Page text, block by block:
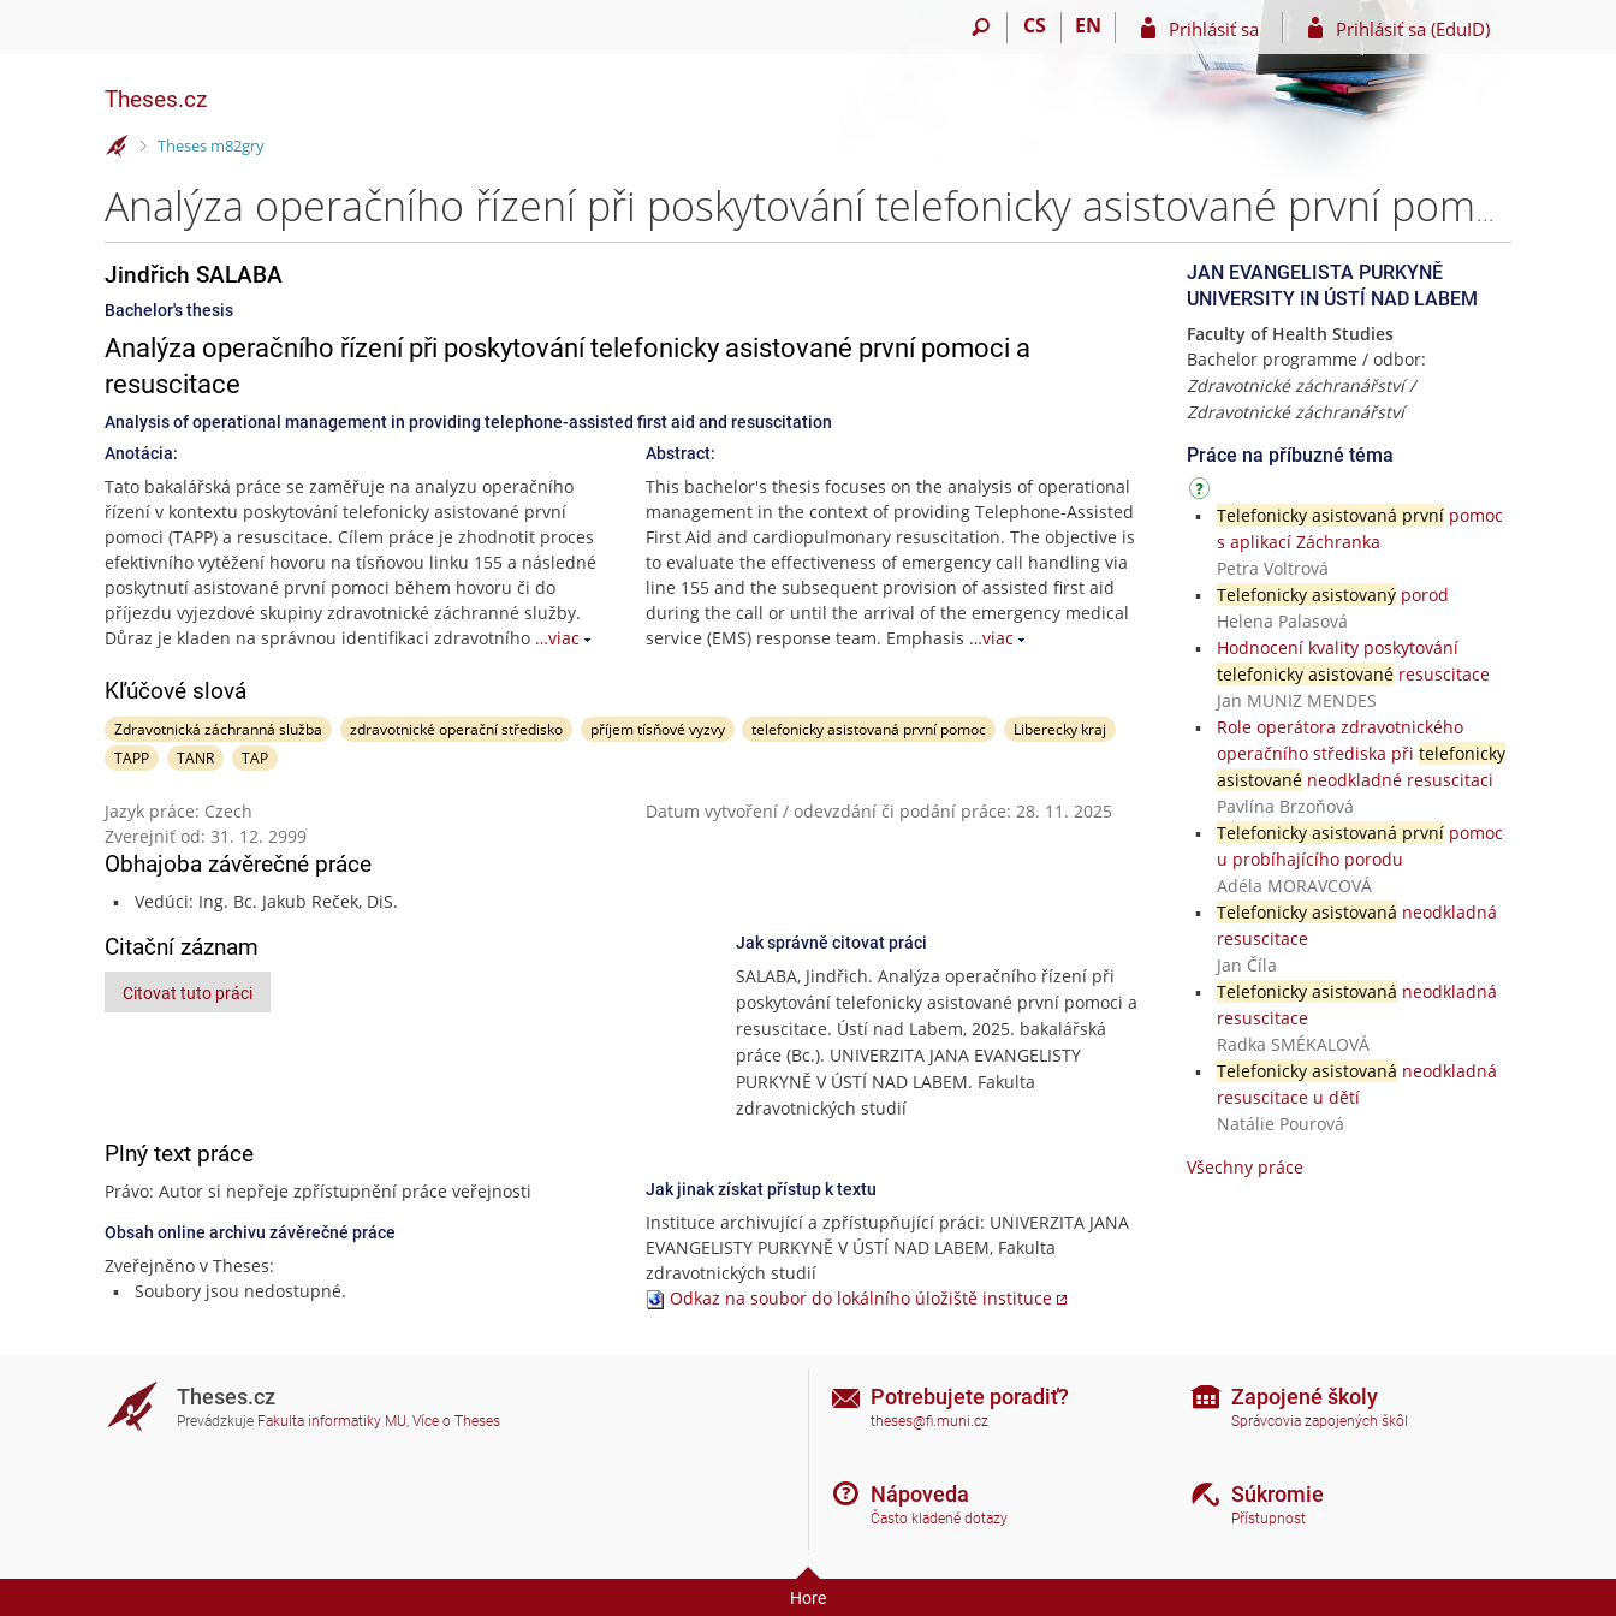
CS EN Prihlásiť sa Prihlásiť sa (EduID)
Theses.cz
>
Theses m82gry
Analýza operačního řízení při poskytování telefonicky asistované první pomoci a resuscitace – Jindřich SALABA
Jindřich SALABA
Bachelor's thesis
Analýza operačního řízení při poskytování telefonicky asistované první pomoci a
resuscitace
Analysis of operational management in providing telephone-assisted first aid and resuscitation
Anotácia:
Tato bakalářská práce se zaměřuje na analyzu operačního
řízení v kontextu poskytování telefonicky asistované první
pomoci (TAPP) a resuscitace. Cílem práce je zhodnotit proces
efektivního vytěžení hovoru na tísňovou linku 155 a následné
poskytnutí asistované první pomoci během hovoru či do
příjezdu vyjezdové skupiny zdravotnické záchranné služby.
Důraz je kladen na správnou identifikaci zdravotního …viac
Abstract:
This bachelor's thesis focuses on the analysis of operational
management in the context of providing Telephone-Assisted
First Aid and cardiopulmonary resuscitation. The objective is
to evaluate the effectiveness of emergency call handling via
line 155 and the subsequent provision of assisted first aid
during the call or until the arrival of the emergency medical
service (EMS) response team. Emphasis …viac
Kľúčové slová
Zdravotnická záchranná služba zdravotnické operační středisko příjem tísňové vyzvy telefonicky asistovaná první pomoc
Liberecky kraj
TAPP
TANR TAP
Jazyk práce: Czech
Datum vytvoření / odevzdání či podání práce: 28. 11. 2025
Zverejniť od: 31. 12. 2999
Obhajoba závěrečné práce
Vedúci: Ing. Bc. Jakub Reček, DiS.
Citační záznam
Citovat tuto práci
Jak správně citovat práci
SALABA, Jindřich. Analýza operačního řízení při
poskytování telefonicky asistované první pomoci a
resuscitace. Ústí nad Labem, 2025. bakalářská
práce (Bc.). UNIVERZITA JANA EVANGELISTY
PURKYNĚ V ÚSTÍ NAD LABEM. Fakulta
zdravotnických studií
Plný text práce
Právo: Autor si nepřeje zpřístupnění práce veřejnosti
Obsah online archivu závěrečné práce
Zveřejněno v Theses:
Soubory jsou nedostupné.
Jak jinak získat přístup k textu
Instituce archivující a zpřístupňující práci: UNIVERZITA JANA
EVANGELISTY PURKYNĚ V ÚSTÍ NAD LABEM, Fakulta
zdravotnických studií
Odkaz na soubor do lokálního úložiště instituce
JAN EVANGELISTA PURKYNĚ
UNIVERSITY IN ÚSTÍ NAD LABEM
Faculty of Health Studies
Bachelor programme / odbor:
Zdravotnické záchranářství /
Zdravotnické záchranářství
Práce na příbuzné téma
Telefonicky asistovaná prvnípomoc
s aplikací Záchranka
Petra Voltrová
Telefonicky asistovanýporod
Helena Palasová
Hodnocení kvality poskytování
telefonicky asistovanéresuscitace
Jan MUNIZ MENDES
Role operátora zdravotnického
operačního střediska při telefonicky
asistovanéneodkladné resuscitaci
Pavlína Brzoňová
Telefonicky asistovaná prvnípomoc
u probíhajícího porodu
Adéla MORAVCOVÁ
Telefonicky asistovaná neodkladná
resuscitace
Jan Číla
Telefonicky asistovaná neodkladná
resuscitace
Radka SMÉKALOVÁ
Telefonicky asistovaná neodkladná
resuscitace u dětí
Natálie Pourová
Všechny práce
Theses.cz
Prevádzkuje Fakulta informatiky MU, Více o Theses
Potrebujete poradiť?
theses@fi.muni.cz
Nápoveda
Často kladené dotazy
Zapojené školy
Správcovia zapojených škôl
Súkromie
Přístupnost
Hore